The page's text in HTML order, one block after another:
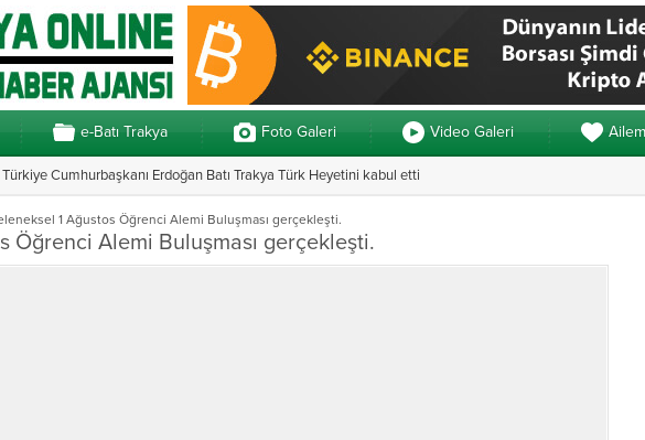
e-Batı Trakya Foto Galeri Video Galeri Ailem
Türkiye Cumhurbaşkanı Erdoğan Batı Trakya Türk Heyetini kabul etti
1 Ağustos Öğrenci Alemi Buluşması gerçekleşti.
Öğrenci Alemi Buluşması gerçekleşti.